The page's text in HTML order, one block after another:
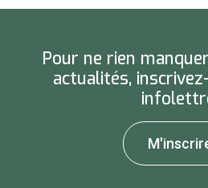
Pour ne rien
actualités,